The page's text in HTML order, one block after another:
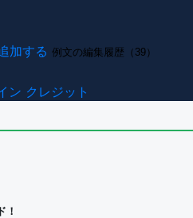
加する 例文の編集履歴（39）
ン クレジット
！